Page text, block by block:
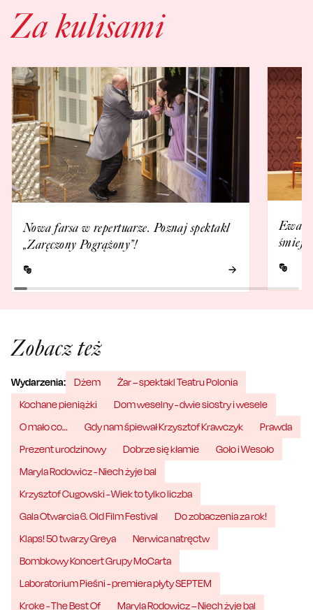
Za kulisami
Nowa farsa w repertuarze. Poznaj spektakl
„Zaręczony Pogrążony”!
Ewa
śmieje
Zobacz też
Wydarzenia: Dżem
Żar – spektakl Teatru Polonia
Kochane pieniążki
Dom weselny - dwie siostry i wesele
O mało co…
Gdy nam śpiewał Krzysztof Krawczyk
Prawda
Prezent urodzinowy
Dobrze się kłamie
Goło i Wesoło
Maryla Rodowicz - Niech żyje bal
Krzysztof Cugowski - Wiek to tylko liczba
Gala Otwarcia 6. Old Film Festival
Do zobaczenia za rok!
Klaps! 50 twarzy Greya
Nerwica natręctw
Bombkowy Koncert Grupy MoCarta
Laboratorium Pieśni - premiera płyty SEPTEM
Kroke - The Best Of
Maryla Rodowicz – Niech żyje bal